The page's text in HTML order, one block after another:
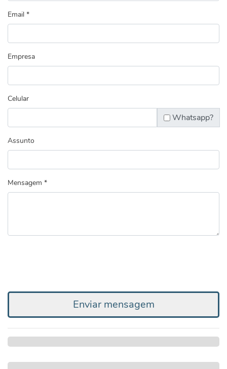
Email *
Empresa
Celular
Whatsapp?
Assunto
Mensagem *
Enviar mensagem